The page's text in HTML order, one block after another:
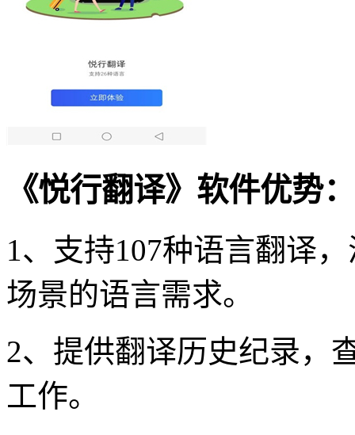
《悦行翻译》软件优势：
1、支持107种语言翻译
场景的语言需求。
2、提供翻译历史纪录，
工作。